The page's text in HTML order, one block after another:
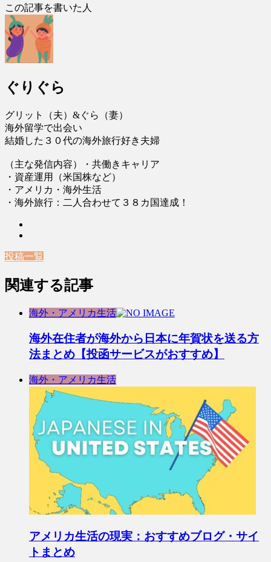
この記事を書いた人
ぐりぐら
グリット（夫）&ぐら（妻）
海外留学で出会い
結婚した３０代の海外旅行好き夫婦
（主な発信内容）・共働きキャリア
・資産運用（米国株など）
・アメリカ・海外生活
・海外旅行：二人合わせて３８カ国達成！
投稿一覧
関連する記事
海外・アメリカ生活
海外在住者が海外から日本に年賀状を送る方
法まとめ【投函サービスがおすすめ】
海外・アメリカ生活
アメリカ生活の現実：おすすめブログ・サイ
トまとめ